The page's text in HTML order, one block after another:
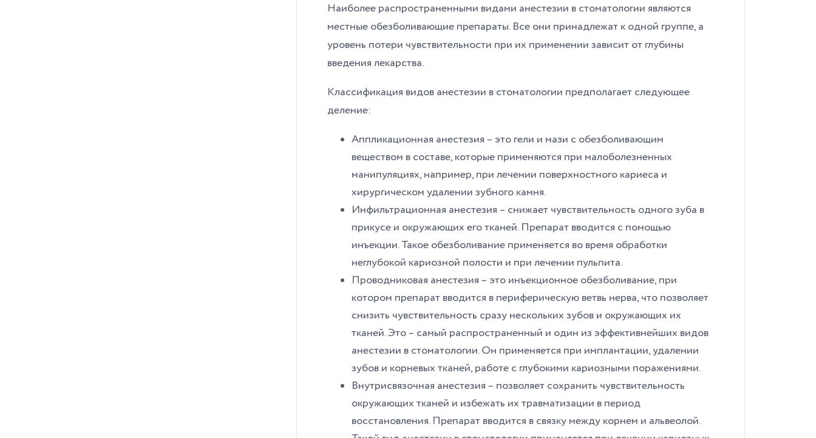
Наиболее распространенными видами анестезии в стоматологии являются
местные обезболивающие препараты. Все они принадлежат к одной группе, а
уровень потери чувствительности при их применении зависит от глубины
введения лекарства.
Классификация видов анестезии в стоматологии предполагает следующее
деление:
Аппликационная анестезия – это гели и мази с обезболивающим
веществом в составе, которые применяются при малоболезненных
манипуляциях, например, при лечении поверхностного кариеса и
хирургическом удалении зубного камня.
Инфильтрационная анестезия – снижает чувствительность одного зуба в
прикусе и окружающих его тканей. Препарат вводится с помощью
инъекции. Такое обезболивание применяется во время обработки
неглубокой кариозной полости и при лечении пульпита.
Проводниковая анестезия – это инъекционное обезболивание, при
котором препарат вводится в периферическую ветвь нерва, что позволяет
снизить чувствительность сразу нескольких зубов и окружающих их
тканей. Это – самый распространенный и один из эффективнейших видов
анестезии в стоматологии. Он применяется при имплантации, удалении
зубов и корневых тканей, работе с глубокими кариозными поражениями.
Внутрисвязочная анестезия – позволяет сохранить чувствительность
окружающих тканей и избежать их травматизации в период
восстановления. Препарат вводится в связку между корнем и альвеолой.